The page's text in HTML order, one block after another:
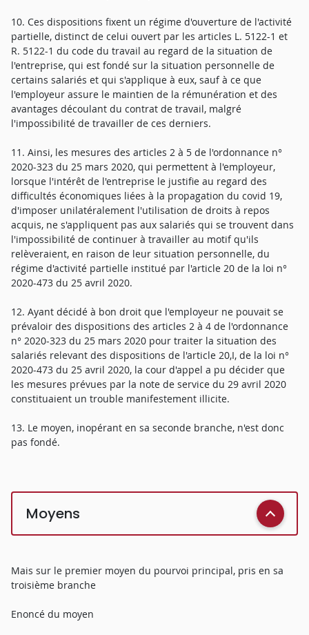
10. Ces dispositions fixent un régime d'ouverture de l'activité
partielle, distinct de celui ouvert par les articles L. 5122-1 et
R. 5122-1 du code du travail au regard de la situation de
l'entreprise, qui est fondé sur la situation personnelle de
certains salariés et qui s'applique à eux, sauf à ce que
l'employeur assure le maintien de la rémunération et des
avantages découlant du contrat de travail, malgré
l'impossibilité de travailler de ces derniers.
11. Ainsi, les mesures des articles 2 à 5 de l'ordonnance n°
2020-323 du 25 mars 2020, qui permettent à l'employeur,
lorsque l'intérêt de l'entreprise le justifie au regard des
difficultés économiques liées à la propagation du covid 19,
d'imposer unilatéralement l'utilisation de droits à repos
acquis, ne s'appliquent pas aux salariés qui se trouvent dans
l'impossibilité de continuer à travailler au motif qu'ils
relèveraient, en raison de leur situation personnelle, du
régime d'activité partielle institué par l'article 20 de la loi n°
2020-473 du 25 avril 2020.
12. Ayant décidé à bon droit que l'employeur ne pouvait se
prévaloir des dispositions des articles 2 à 4 de l'ordonnance
n° 2020-323 du 25 mars 2020 pour traiter la situation des
salariés relevant des dispositions de l'article 20,I, de la loi n°
2020-473 du 25 avril 2020, la cour d'appel a pu décider que
les mesures prévues par la note de service du 29 avril 2020
constituaient un trouble manifestement illicite.
13. Le moyen, inopérant en sa seconde branche, n'est donc
pas fondé.
Moyens
Mais sur le premier moyen du pourvoi principal, pris en sa
troisième branche
Enoncé du moyen